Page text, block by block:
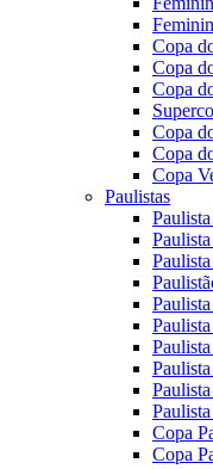
Copa
Copa
Copa
Copa
Copa
Copa
Paulistas
Copa
Copa